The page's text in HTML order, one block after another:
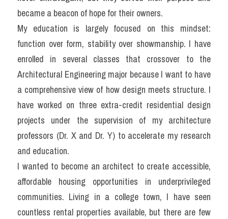
became a beacon of hope for their owners.
My education is largely focused on this mindset:
function over form, stability over showmanship. I have
enrolled in several classes that crossover to the
Architectural Engineering major because I want to have
a comprehensive view of how design meets structure. I
have worked on three extra-credit residential design
projects under the supervision of my architecture
professors (Dr. X and Dr. Y) to accelerate my research
and education.
I wanted to become an architect to create accessible,
affordable housing opportunities in underprivileged
communities. Living in a college town, I have seen
countless rental properties available, but there are few